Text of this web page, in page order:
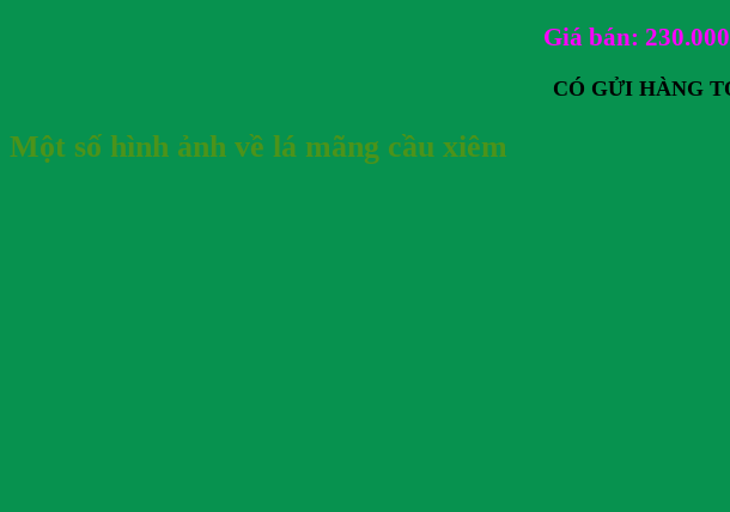
Giá bán:
CÓ GỬI HÀNG
Một số hình ảnh về lá mãng cầu xiêm